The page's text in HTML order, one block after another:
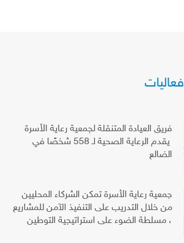
فعاليات
فريق العيادة المتنقلة لجمعية رعاية الأسرة
يقدم الرعاية الصحية لـ 558 شخصًا في
الضالع
جمعية رعاية الأسرة تمكن الشركاء المحليين
من خلال التدريب على التنفيذ الآمن للمشاريع
، مسلطة الضوء على استراتيجية التوطين